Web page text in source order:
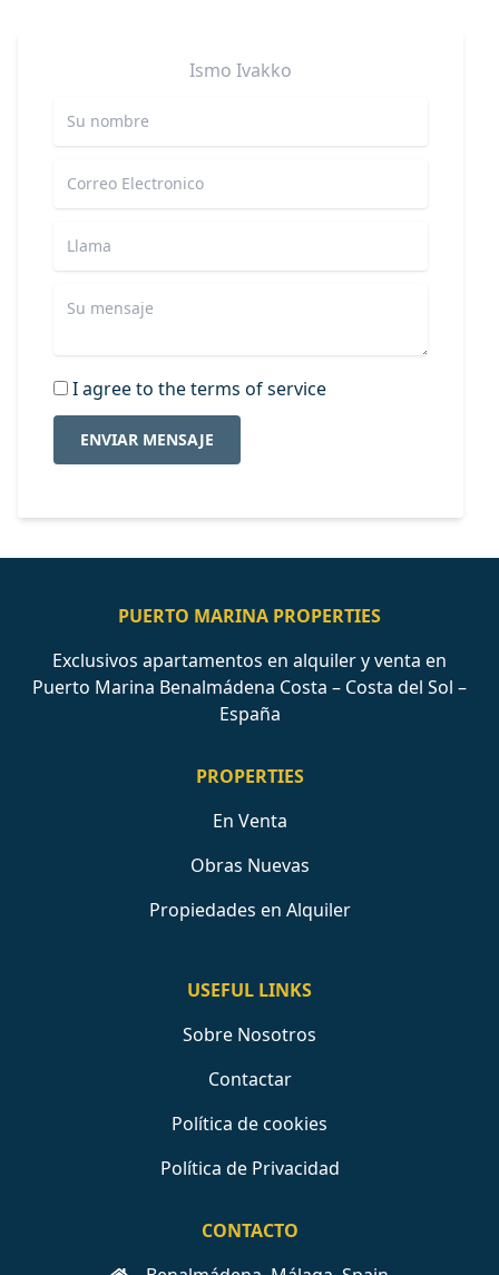
Ismo Ivakko
I agree to the terms of service
ENVIAR MENSAJE
PUERTO MARINA PROPERTIES
Exclusivos apartamentos en alquiler y venta en
Puerto Marina Benalmádena Costa – Costa del Sol –
España
PROPERTIES
En Venta
Obras Nuevas
Propiedades en Alquiler
USEFUL LINKS
Sobre Nosotros
Contactar
Política de cookies
Política de Privacidad
CONTACTO